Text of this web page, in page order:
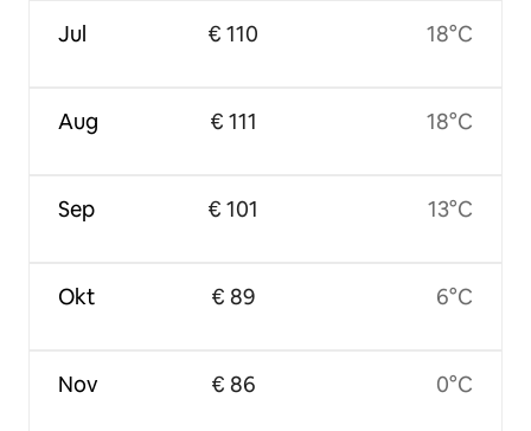
Jul
Aug
Sep
Okt
Nov
€ 110
€ 111
€ 101
€ 89
€ 86
18°C
18°C
13°C
6°C
0°C